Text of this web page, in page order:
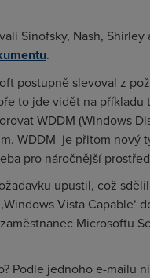
Sinofsky, Nash,
.
postupně slevoval z
to jde vidět na příkladu
WDDM (Windows
WDDM je přitom nový
pro náročnější
upustil, což
Vista Capable‘
Microsoftu
Podle jednoho e-mailu